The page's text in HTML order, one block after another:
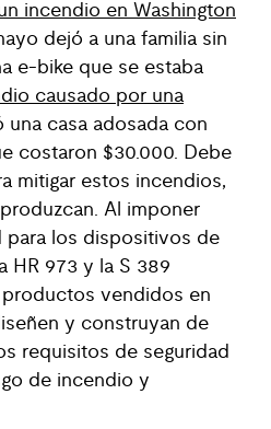
incendio en Washington
dejó a una familia sin
e-bike que se estaba
causado por una
una casa adosada con
costaron $30.000. Debe
mitigar estos incendios,
Al imponer
para los dispositivos de
HR 973 y la S 389
productos vendidos en
y construyan de
requisitos de seguridad
de incendio y